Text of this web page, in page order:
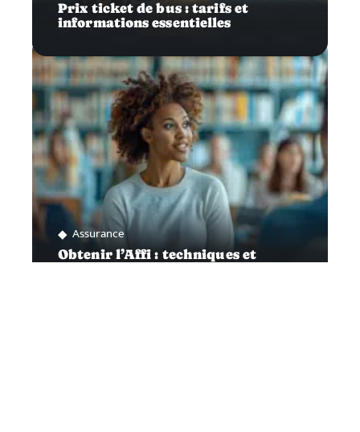
Prix ticket de bus : tarifs et
informations essentielles
Assurance
Obtenir l’Affi : techniques et